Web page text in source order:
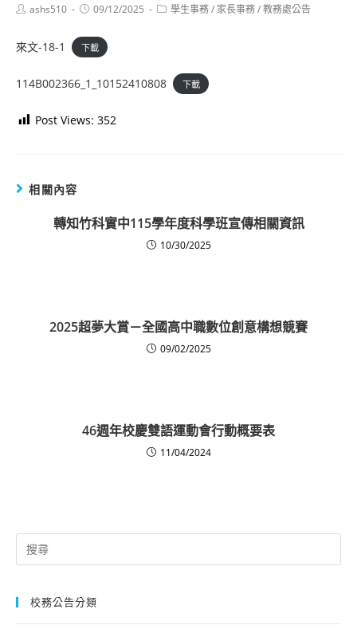
Postashs510
Post09/12/2025
Post學生事務/ 家長事務/教務處公告
來文-18-1 下載
114B002366_1_10152410808 下載
Post Views: 352
相關內容
轉知竹科實中115學年度科學班宣傳相關資訊
10/30/2025
2025超夢大賞－全國高中職數位創意構想競賽
09/02/2025
46週年校慶雙語運動會行動概要表
11/04/2024
Search
for:
校務公告分類